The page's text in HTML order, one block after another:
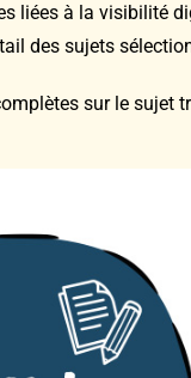
à la visibilité
des sujets
sur le sujet